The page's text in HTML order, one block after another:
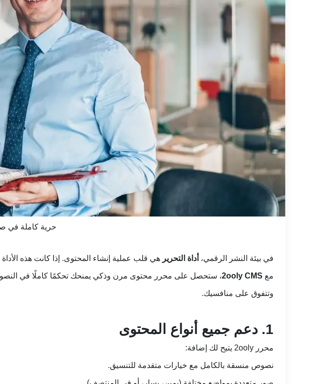
حرية كاملة في
في بيئة النشر الرقمي، أداة التحرير هي قلب عملية إنشاء المحتوى. إذا كانت هذه
مع 2ooly CMS، ستحصل على محرر محتوى مرن وذكي يمنحك تحكمًا كاملًا في
وتتفوق على منافسيك.
1. دعم جميع أنواع المحتوى
محرر 2ooly يتيح لك إضافة:
نصوص منسقة بالكامل مع خيارات متقدمة للتنسيق.